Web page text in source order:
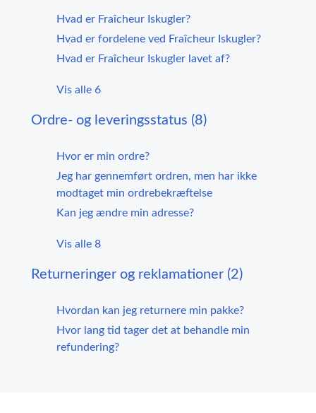
Hvad er Fraîcheur Iskugler?
Hvad er fordelene ved Fraîcheur Iskugler?
Hvad er Fraîcheur Iskugler lavet af?
Vis alle 6
Ordre- og leveringsstatus (8)
Hvor er min ordre?
Jeg har gennemført ordren, men har ikke
modtaget min ordrebekræftelse
Kan jeg ændre min adresse?
Vis alle 8
Returneringer og reklamationer (2)
Hvordan kan jeg returnere min pakke?
Hvor lang tid tager det at behandle min
refundering?